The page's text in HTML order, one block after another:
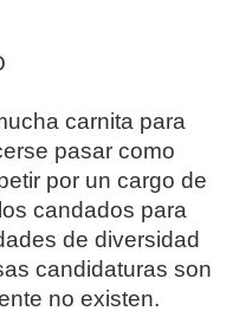
carnita para
pasar como
por un cargo de
candados para
de diversidad
candidaturas son
no existen.